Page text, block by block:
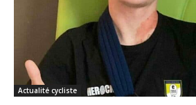
Actualité cycliste